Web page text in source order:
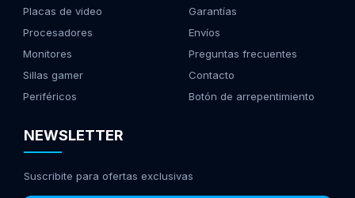
Placas de video
Procesadores
Monitores
Sillas gamer
Periféricos
Garantías
Envíos
Preguntas frecuentes
Contacto
Botón de arrepentimiento
NEWSLETTER
Suscribite para ofertas exclusivas